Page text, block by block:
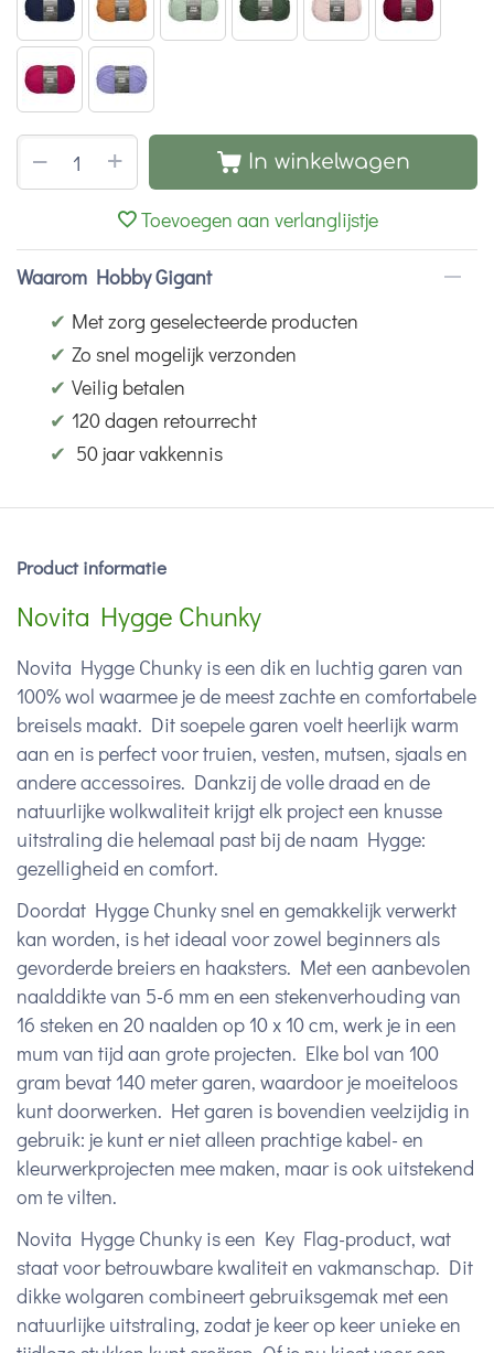
+
− In winkelwagen
Toevoegen aan verlanglijstje
Waarom Hobby Gigant
✔ Met zorg geselecteerde producten
✔ Zo snel mogelijk verzonden
✔ Veilig betalen
✔ 120 dagen retourrecht
✔ 50 jaar vakkennis
Product informatie
Novita Hygge Chunky
Novita Hygge Chunky is een dik en luchtig garen van
100% wol waarmee je de meest zachte en comfortabele
breisels maakt. Dit soepele garen voelt heerlijk warm
aan en is perfect voor truien, vesten, mutsen, sjaals en
andere accessoires. Dankzij de volle draad en de
natuurlijke wolkwaliteit krijgt elk project een knusse
uitstraling die helemaal past bij de naam Hygge:
gezelligheid en comfort.
Doordat Hygge Chunky snel en gemakkelijk verwerkt
kan worden, is het ideaal voor zowel beginners als
gevorderde breiers en haaksters. Met een aanbevolen
naalddikte van 5-6 mm en een stekenverhouding van
16 steken en 20 naalden op 10 x 10 cm, werk je in een
mum van tijd aan grote projecten. Elke bol van 100
gram bevat 140 meter garen, waardoor je moeiteloos
kunt doorwerken. Het garen is bovendien veelzijdig in
gebruik: je kunt er niet alleen prachtige kabel- en
kleurwerkprojecten mee maken, maar is ook uitstekend
om te vilten.
Novita Hygge Chunky is een Key Flag-product, wat
staat voor betrouwbare kwaliteit en vakmanschap. Dit
dikke wolgaren combineert gebruiksgemak met een
natuurlijke uitstraling, zodat je keer op keer unieke en